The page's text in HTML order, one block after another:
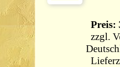
Preis:
zzgl.